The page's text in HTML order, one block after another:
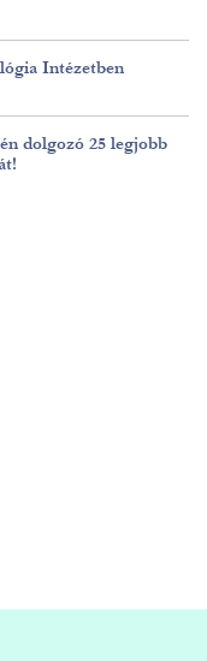
Intézetben
dolgozó 25 legjobb